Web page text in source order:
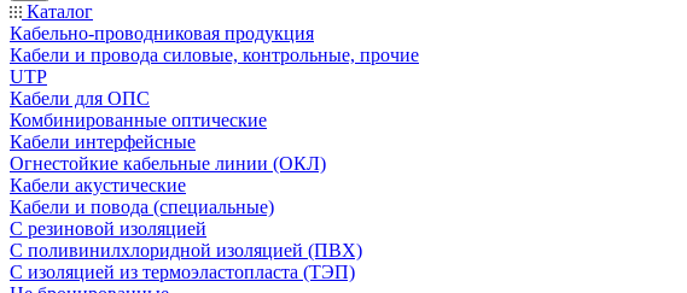
Каталог
Кабельно-проводниковая продукция
Кабели и провода силовые, контрольные, прочие
UTP
Кабели для ОПС
Комбинированные оптические
Кабели интерфейсные
Огнестойкие кабельные линии (ОКЛ)
Кабели акустические
Кабели и повода (специальные)
С резиновой изоляцией
С поливинилхлоридной изоляцией (ПВХ)
С изоляцией из термоэластопласта (ТЭП)